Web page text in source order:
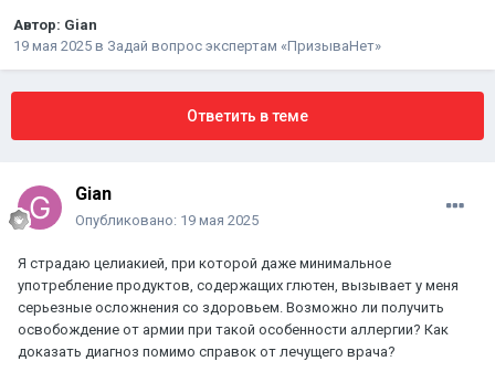
Автор: Gian
19 мая 2025 в Задай вопрос экспертам «ПризываНет»
Ответить в теме
Gian
Опубликовано: 19 мая 2025
Я страдаю целиакией, при которой даже минимальное
употребление продуктов, содержащих глютен, вызывает у меня
серьезные осложнения со здоровьем. Возможно ли получить
освобождение от армии при такой особенности аллергии? Как
доказать диагноз помимо справок от лечущего врача?